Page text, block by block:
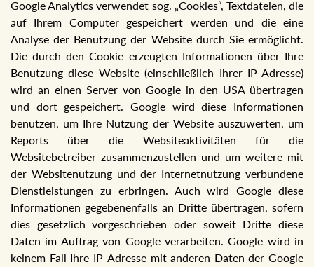
Google Analytics verwendet sog. „Cookies“, Textdateien, die
auf Ihrem Computer gespeichert werden und die eine
Analyse der Benutzung der Website durch Sie ermöglicht.
Die durch den Cookie erzeugten Informationen über Ihre
Benutzung diese Website (einschließlich Ihrer IP-Adresse)
wird an einen Server von Google in den USA übertragen
und dort gespeichert. Google wird diese Informationen
benutzen, um Ihre Nutzung der Website auszuwerten, um
Reports über die Websiteaktivitäten für die
Websitebetreiber zusammenzustellen und um weitere mit
der Websitenutzung und der Internetnutzung verbundene
Dienstleistungen zu erbringen. Auch wird Google diese
Informationen gegebenenfalls an Dritte übertragen, sofern
dies gesetzlich vorgeschrieben oder soweit Dritte diese
Daten im Auftrag von Google verarbeiten. Google wird in
keinem Fall Ihre IP-Adresse mit anderen Daten der Google